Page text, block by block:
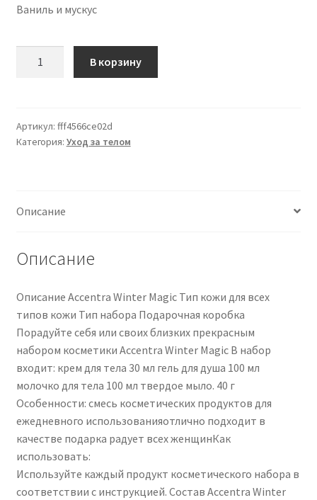
Ваниль и мускус
confezione
regalo
Vanilla
В корзину
Артикул: fff4566ce02d
Категория: Уход за телом
Описание
Описание
Описание Accentra Winter Magic Тип кожи для всех
типов кожи Тип набора Подарочная коробка
Порадуйте себя или своих близких прекрасным
набором косметики Accentra Winter Magic В набор
входит: крем для тела 30 мл гель для душа 100 мл
молочко для тела 100 мл твердое мыло. 40 г
Особенности: смесь косметических продуктов для
ежедневного использованияотлично подходит в
качестве подарка радует всех женщинКак
использовать:
Используйте каждый продукт косметического набора в
соответствии с инструкцией. Состав Accentra Winter